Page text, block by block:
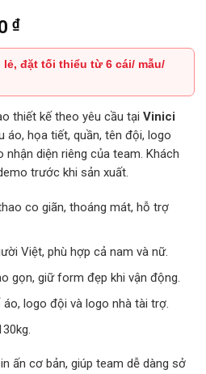
₫.
₫Giá
hiện
tại
là:
129.000 ₫.
lẻ, đặt tối thiểu từ 6 cái/ mẫu/
thiết kế theo yêu cầu tại Vinici
áo, họa tiết, quần, tên đội, logo
diện riêng của team. Khách
trước khi sản xuất.
co giãn, thoáng mát, hỗ trợ
Việt, phù hợp cả nam và nữ.
gọn, giữ form đẹp khi vận động.
áo, logo đội và logo nhà tài trợ.
ấn cơ bản, giúp team dễ dàng sở